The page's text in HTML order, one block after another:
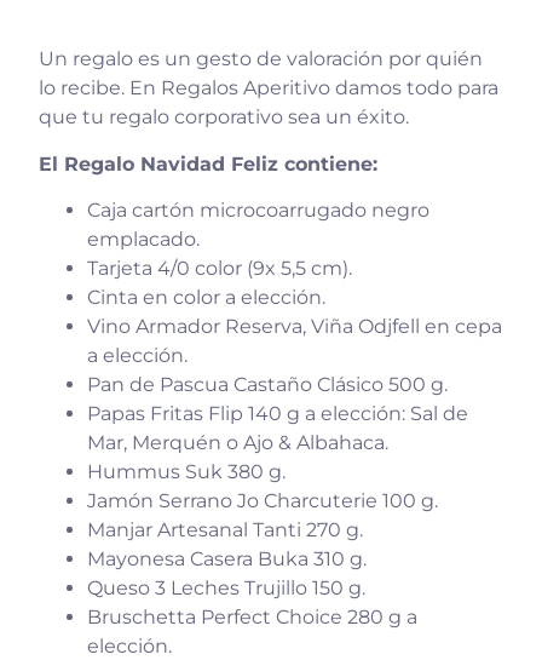
Un regalo es un gesto de valoración por quién
lo recibe. En Regalos Aperitivo damos todo para
que tu regalo corporativo sea un éxito.
El Regalo Navidad Feliz contiene:
Caja cartón microcoarrugado negro
emplacado.
Tarjeta 4/0 color (9x 5,5 cm).
Cinta en color a elección.
Vino Armador Reserva, Viña Odjfell en cepa
a elección.
Pan de Pascua Castaño Clásico 500 g.
Papas Fritas Flip 140 g a elección: Sal de
Mar, Merquén o Ajo & Albahaca.
Hummus Suk 380 g.
Jamón Serrano Jo Charcuterie 100 g.
Manjar Artesanal Tanti 270 g.
Mayonesa Casera Buka 310 g.
Queso 3 Leches Trujillo 150 g.
Bruschetta Perfect Choice 280 g a
elección.